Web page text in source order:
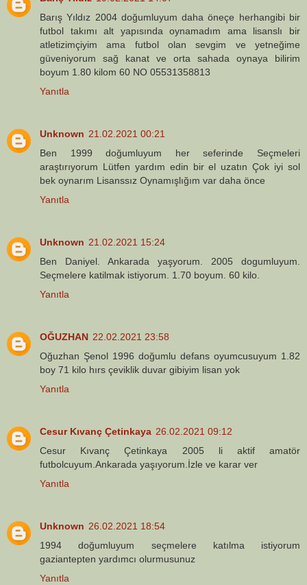
Barış Yıldız 2004 doğumluyum daha öneçe herhangibi bir
futbol takımı alt yapısında oynamadım ama lisanslı bir
atletizimçiyim ama futbol olan sevgim ve yetneğime
güveniyorum sağ kanat ve orta sahada oynaya bilirim
boyum 1.80 kilom 60 NO 05531358813
Yanıtla
Unknown 21.02.2021 00:21
Ben 1999 doğumluyum her seferinde Seçmeleri
araştırıyorum Lütfen yardım edin bir el uzatın Çok iyi sol
bek oynarım Lisanssız Oynamışlığım var daha önce
Yanıtla
Unknown 21.02.2021 15:24
Ben Daniyel. Ankarada yaşyorum. 2005 dogumluyum.
Seçmelere katilmak istiyorum. 1.70 boyum. 60 kilo.
Yanıtla
OĞUZHAN 22.02.2021 23:58
Oğuzhan Şenol 1996 doğumlu defans oyumcusuyum 1.82
boy 71 kilo hırs çeviklik duvar gibiyim lisan yok
Yanıtla
Cesur Kıvanç Çetinkaya 26.02.2021 09:12
Cesur Kıvanç Çetinkaya 2005 li aktif amatör
futbolcuyum.Ankarada yaşıyorum.İzle ve karar ver
Yanıtla
Unknown 26.02.2021 18:54
1994 doğumluyum seçmelere katılma istiyorum
gaziantepten yardımcı olurmusunuz
Yanıtla